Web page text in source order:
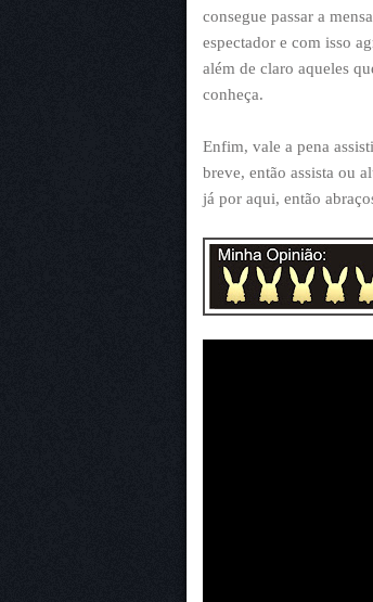
consegue passar a
espectador e com isso
além de claro aqueles
conheça.
Enfim, vale a pena
breve, então assista ou
já por aqui, então